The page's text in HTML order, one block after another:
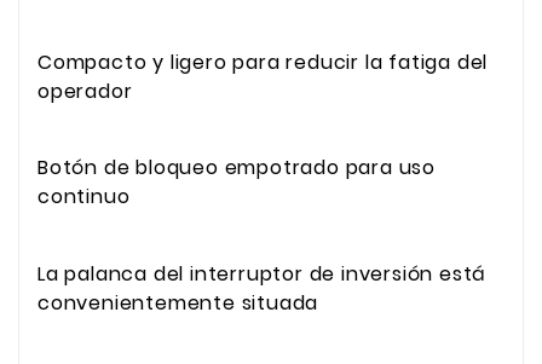
Compacto y ligero para reducir la fatiga del
operador
Botón de bloqueo empotrado para uso
continuo
La palanca del interruptor de inversión está
convenientemente situada